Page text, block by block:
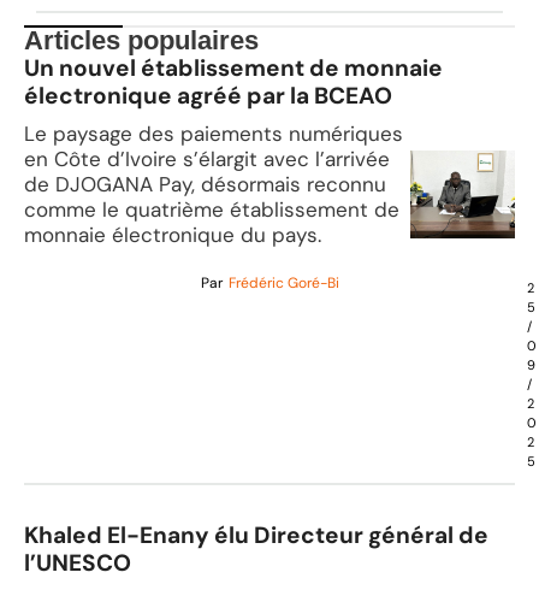
Articles populaires
Un nouvel établissement de monnaie
électronique agréé par la BCEAO
Le paysage des paiements numériques
en Côte d’Ivoire s’élargit avec l’arrivée
de DJOGANA Pay, désormais reconnu
comme le quatrième établissement de
monnaie électronique du pays.
Par Frédéric Goré-Bi
2
5
/
0
9
/
2
0
2
5
Khaled El-Enany élu Directeur général de
l’UNESCO